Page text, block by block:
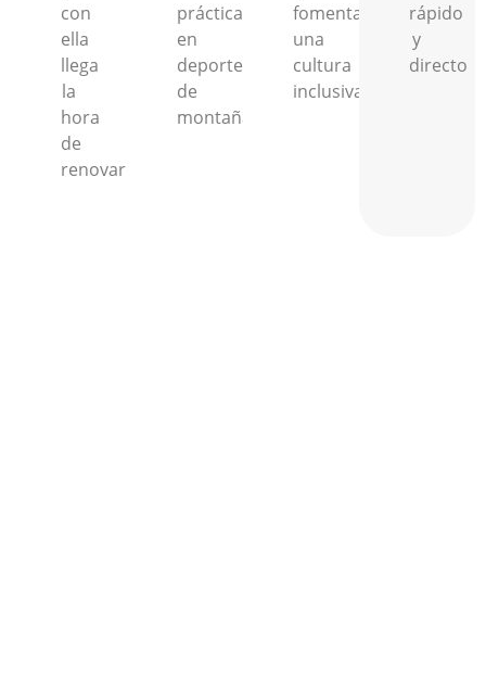
con
ella
llega
la
hora
de
renovar.
prácticas
en
deportes
de
montaña.
fomentamos
una
cultura
inclusiva.
rápido
y
directo